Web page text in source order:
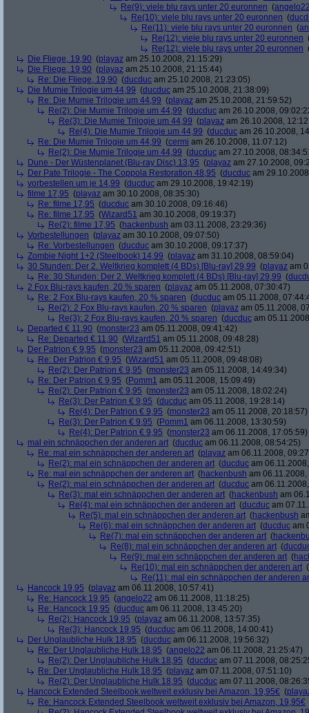
Re(9): viele blu rays unter 20 euronnen (
Re(10): viele blu rays unter 20 euronnen (
Re(11): viele blu rays unter 20 euronnen (
Re(12): viele blu rays unter 20 euronnen
Re(12): viele blu rays unter 20 euronnen
Die Fliege, 19,90 (playaz am 25.10.2008, 21:15:29)
Die Fliege, 19,90 (playaz am 25.10.2008, 21:15:44)
Re: Die Fliege, 19,90 (ducduc am 25.10.2008, 21:23:05)
Die Mumie Trilogie um 44,99 (ducduc am 25.10.2008, 21:38:09)
Re: Die Mumie Trilogie um 44,99 (playaz am 25.10.2008, 21:59:52)
Re(2): Die Mumie Trilogie um 44,99 (ducduc am 26.10.2008,
Re(3): Die Mumie Trilogie um 44,99 (playaz am 26.10.2008,
Re(4): Die Mumie Trilogie um 44,99 (ducduc am 26.10.2008,
Re: Die Mumie Trilogie um 44,99 (cermi am 26.10.2008, 11:07:12)
Re(2): Die Mumie Trilogie um 44,99 (ducduc am 27.10.2008,
Dune - Der Wüstenplanet (Blu-ray Disc) 13,95 (playaz am 27.10.2008,
Der Pate Trilogie - The Coppola Restoration 48,95 (ducduc am
vorbestellen um je 14,99 (ducduc am 29.10.2008, 19:42:19)
filme 17,95 (playaz am 30.10.2008, 08:35:30)
Re: filme 17,95 (ducduc am 30.10.2008, 09:16:46)
Re: filme 17,95 (Wizard51 am 30.10.2008, 09:19:37)
Re(2): filme 17,95 (hackenbush am 03.11.2008, 23:29:36)
Vorbestellungen (playaz am 30.10.2008, 09:07:50)
Re: Vorbestellungen (ducduc am 30.10.2008, 09:17:37)
Zombie Night 1+2 (Steelbook) 14,99 (playaz am 31.10.2008, 08:59:04)
30 Stunden: Der 2. Weltkrieg komplett (4 BDs) [Blu-ray] 29,99 (playaz am
Re: 30 Stunden: Der 2. Weltkrieg komplett (4 BDs) [Blu-ray] 29,99 (
2 Fox Blu-rays kaufen, 20 % sparen (playaz am 05.11.2008, 07:30:47)
Re: 2 Fox Blu-rays kaufen, 20 % sparen (ducduc am 05.11.2008,
Re(2): 2 Fox Blu-rays kaufen, 20 % sparen (playaz am 05.11.2008,
Re(3): 2 Fox Blu-rays kaufen, 20 % sparen (ducduc am
Departed € 11,90 (monster23 am 05.11.2008, 09:41:42)
Re: Departed € 11,90 (Wizard51 am 05.11.2008, 09:48:28)
Der Patrion € 9,95 (monster23 am 05.11.2008, 09:42:51)
Re: Der Patrion € 9,95 (Wizard51 am 05.11.2008, 09:48:08)
Re(2): Der Patrion € 9,95 (monster23 am 05.11.2008, 14:49:34)
Re: Der Patrion € 9,95 (Pomm1 am 05.11.2008, 15:09:49)
Re(2): Der Patrion € 9,95 (monster23 am 05.11.2008, 18:02:24)
Re(3): Der Patrion € 9,95 (ducduc am 05.11.2008, 19:28:14)
Re(4): Der Patrion € 9,95 (monster23 am 05.11.2008, 20:18:57)
Re(3): Der Patrion € 9,95 (Pomm1 am 06.11.2008, 13:30:59)
Re(4): Der Patrion € 9,95 (monster23 am 06.11.2008, 17:05:59)
mal ein schnäppchen der anderen art (ducduc am 06.11.2008, 08:54:25)
Re: mal ein schnäppchen der anderen art (playaz am 06.11.2008,
Re(2): mal ein schnäppchen der anderen art (ducduc am
Re: mal ein schnäppchen der anderen art (hackenbush am
Re(2): mal ein schnäppchen der anderen art (ducduc am
Re(3): mal ein schnäppchen der anderen art (hackenbush am
Re(4): mal ein schnäppchen der anderen art (ducduc am
Re(5): mal ein schnäppchen der anderen art (hackenbush
Re(6): mal ein schnäppchen der anderen art (ducduc am
Re(7): mal ein schnäppchen der anderen art (
Re(8): mal ein schnäppchen der anderen art (
Re(9): mal ein schnäppchen der anderen art (
Re(10): mal ein schnäppchen der anderen art (
Re(11): mal ein schnäppchen der anderen
Hancock 19,95 (playaz am 06.11.2008, 10:57:41)
Re: Hancock 19,95 (angelo22 am 06.11.2008, 11:18:25)
Re: Hancock 19,95 (ducduc am 06.11.2008, 13:45:20)
Re(2): Hancock 19,95 (playaz am 06.11.2008, 13:57:35)
Re(3): Hancock 19,95 (ducduc am 06.11.2008, 14:00:41)
Der Unglaubliche Hulk 18,95 (ducduc am 06.11.2008, 19:56:32)
Re: Der Unglaubliche Hulk 18,95 (angelo22 am 06.11.2008, 21:25:47)
Re(2): Der Unglaubliche Hulk 18,95 (ducduc am 07.11.2008,
Re: Der Unglaubliche Hulk 18,95 (playaz am 07.11.2008, 07:51:10)
Re(2): Der Unglaubliche Hulk 18,95 (ducduc am 07.11.2008,
Hancock Extended Steelbook weltweit exklusiv bei Amazon, 19,95€ (
Re: Hancock Extended Steelbook weltweit exklusiv bei Amazon, 19,95€